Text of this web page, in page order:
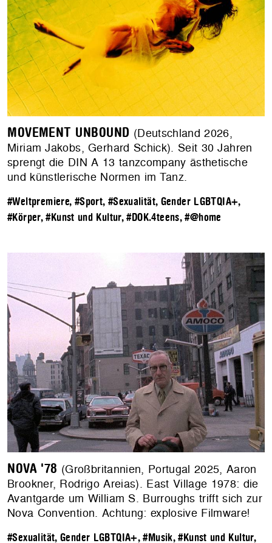
MOVEMENT UNBOUND (Deutschland 2026,
Miriam Jakobs, Gerhard Schick). Seit 30 Jahren
sprengt die DIN A 13 tanzcompany ästhetische
und künstlerische Normen im Tanz.
#Weltpremiere, #Sport, #Sexualität, Gender LGBTQIA+,
#Körper,#Kunst und Kultur,#DOK.4teens,#@home
NOVA '78 (Großbritannien, Portugal 2025, Aaron
Brookner, Rodrigo Areias). East Village 1978: die
Avantgarde um William S. Burroughs trifft sich zur
Nova Convention. Achtung: explosive Filmware!
#Sexualität, Gender LGBTQIA+,#Musik,#Kunst und Kultur,